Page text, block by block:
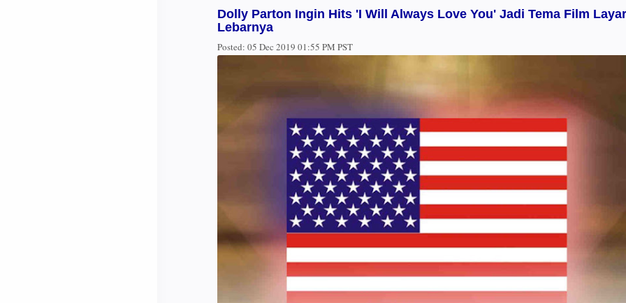
Dolly Parton Ingin Hits 'I Will Always Love You' Jadi Tema Film Layar
Lebarnya
Posted: 05 Dec 2019 01:55 PM PST